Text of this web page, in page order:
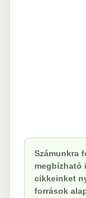
Számunkra
megbízható
cikkeinket
források